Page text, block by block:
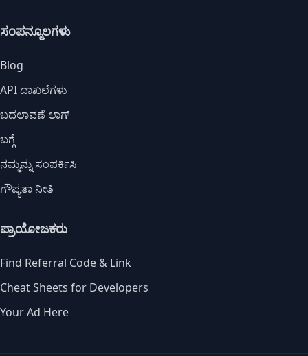
ಸಂಪನ್ಮೂಲಗಳು
Blog
API ದಾಖಲೆಗಳು
ಬದಲಾವಣೆ ಲಾಗ್
ಬಗ್ಗೆ
ನಮ್ಮನ್ನು ಸಂಪರ್ಕಿಸಿ
ಗೌಪ್ಯತಾ ನೀತಿ
ಪ್ರಾಯೋಜಕರು
Find Referral Code & Link
Cheat Sheets for Developers
Your Ad Here